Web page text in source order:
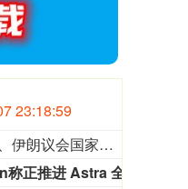
23:19:00
1、伊朗议会国家安全与外交政策委员会发言人哈桑·卡什卡维表示，伊朗与阿曼已明确霍尔木兹海峡航运相关的谅解备忘录的总体框架，最终文本及具体细节将于近期对外公布。 2、当地时间7日，伊朗总统佩泽希齐扬在就职两周年之际发表讲话，就地区局势、外交谈判及国内政治等多个问题阐述立场。谈及近期伊美停火谅解备忘录，他透露伊朗未在谈判中作出任何让步。 3、美国官员表示，阿曼与伊朗在霍尔木兹海峡问题上已取得进展，预计很快将达成协议。一旦宣布达成恢复不受阻碍的商业航运的协议，美国将解除对伊朗港口的封锁。美国的行动将继续视实际表现而定，并与伊朗履行承诺的情况挂钩。 4、当地时间8月7日，美国总统特朗普在社交平台“真实社交”发文称，将立即就联邦上诉法院阻止白宫宴会厅项目的裁决向美国最高法院提出上诉，并称该裁决“出于政治动机且违法”。 5、美国利率期货市场对美联储9月加息的预期概率有所下降。定价显示预计到12月加息幅度仅为28个基点，低于非农就业数据公布前的32个基点。 6、美联储主席凯文·沃什上任后首个完整月份的日程显示，他曾与议员、白宫官员和私营部门经济学家通话或会谈，但没有显示与美国总统唐纳德·特朗普有任何通话或会谈。 7、SpaceX宣布将联合特斯拉在美国得州启动Terafab AI芯片超级工厂项目，初期投资168亿美元，未来扩建完成后总投资预计增至1190亿美元。 8、特朗普在最高法院遭遇挫折后，仍继续推进解雇美联储理事丽莎·库克的尝试。 9、OpenAI表示，不能排除其即将推出的模型Astra具备“关键性”网络能力，这促使OpenAI扩大安全测试范围，并暂停不符合更严格安全要求的内部活动。